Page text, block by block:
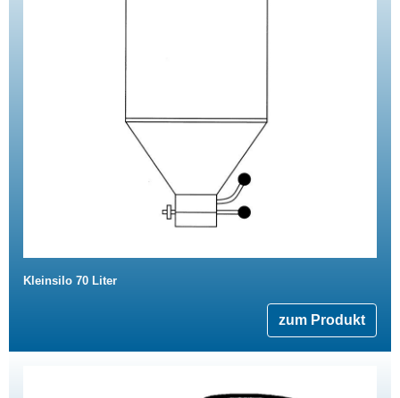
Kleinsilo 70 Liter
zum Produkt